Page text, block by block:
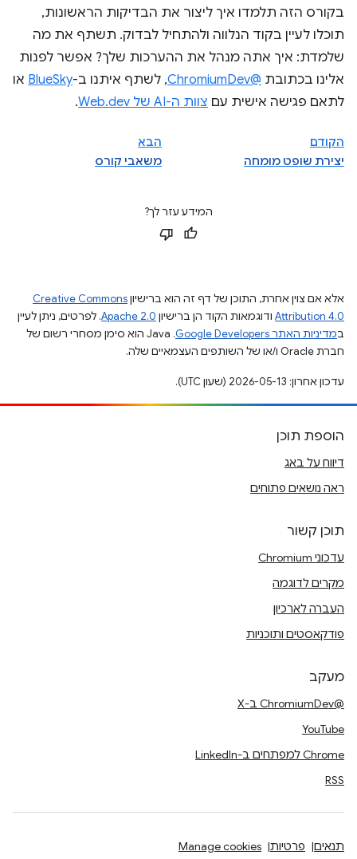
בקורס הזה תלמדו איך ליצור את הבדיקות הראשונות,
תוכלו לעיין בקוד הנלווה ולהתחיל לבדוק. תשתף את מה
שלמדת: איך אתה מנהל את ההערכות שלך? אפשר לפנות
אלינו בכתובת @ChromiumDev , לשתף איתנו ב-BlueSky או
לתאם פגישה אישית עם צוות ה-AI של Web.dev .
הקודם
יצירת שופט מומחה
הבא
משאבי קורס
המידע עזר לך?
אלא אם צוין אחרת, התוכן של דף זה הוא ברישיוןCreative Commons
Attribution 4.0 ודוגמאות הקוד הן ברישיון Apache 2.0. לפרטים, ניתן לעיין
במדיניות האתר Google Developers‏
.‏ Java הוא סימן מסחרי רשום של
חברת Oracle ו/או של השותפים העצמאיים שלה.
עדכון אחרון: 2026-05-13 (שעון UTC).
הוספת תוכן
דיווח על באג
ראה נושאים פתוחים
תוכן קשור
עדכוני Chromium
מקרים לדוגמה
העברה לארכיון
פודקאסטים ותוכניות
מעקב
@ChromiumDev ב-X
YouTube
Chrome למפתחים ב-LinkedIn
RSS
תנאים פרטיות Manage cookies